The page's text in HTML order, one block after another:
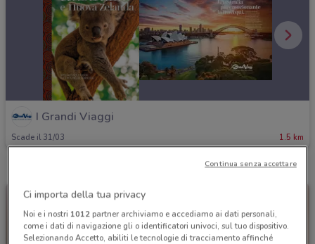
I Grandi Viaggi
Scade il 31/03 1.5 km
Ci importa della tua privacy
Noi e i nostri 1012partner archiviamo e accediamo ai dati personali,
come i dati di navigazione gli o identificatori univoci, sul tuo dispositivo.
Selezionando Accetto, abiliti le tecnologie di tracciamento affinché
Continua senza accettare